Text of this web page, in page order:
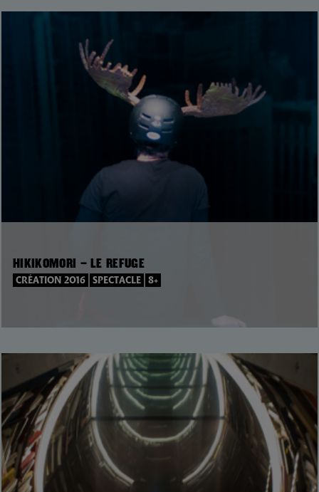
HIKIKOMORI – LE REFUGE
CRÉATION 2016 SPECTACLE 8+